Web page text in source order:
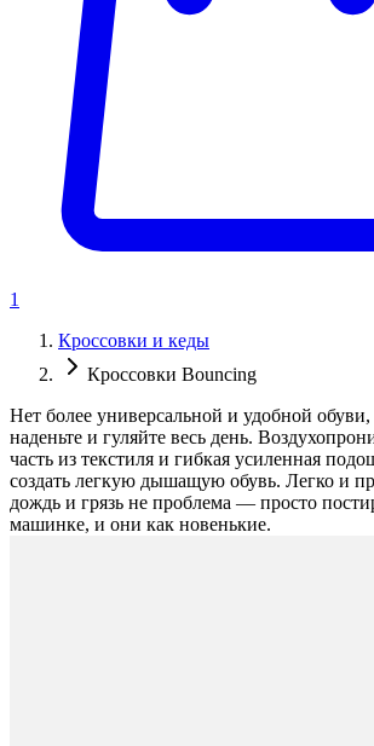
1
Кроссовки и кеды
Кроссовки Bouncing
Нет более универсальной и удобной
наденьте и гуляйте весь день.
часть из текстиля и гибкая усиленная
создать легкую дышащую обувь. Легко и
дождь и грязь не проблема — просто
машинке, и они как новенькие.